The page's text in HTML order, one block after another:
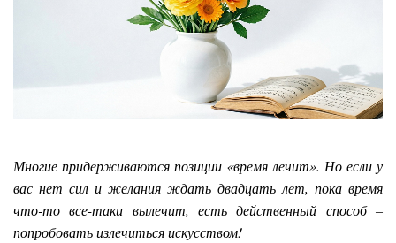
Многие придерживаются позиции «время лечит». Но если у
вас нет сил и желания ждать двадцать лет, пока время
что-то все-таки вылечит, есть действенный способ –
попробовать излечиться искусством!